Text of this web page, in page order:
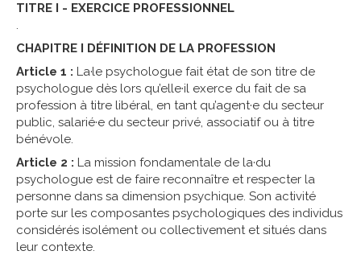
TITRE I - EXERCICE PROFESSIONNEL
.
CHAPITRE I DÉFINITION DE LA PROFESSION
Article 1 : La·le psychologue fait état de son titre de
psychologue dès lors qu’elle·il exerce du fait de sa
profession à titre libéral, en tant qu’agent·e du secteur
public, salarié·e du secteur privé, associatif ou à titre
bénévole.
Article 2 : La mission fondamentale de la·du
psychologue est de faire reconnaître et respecter la
personne dans sa dimension psychique. Son activité
porte sur les composantes psychologiques des individus
considérés isolément ou collectivement et situés dans
leur contexte.